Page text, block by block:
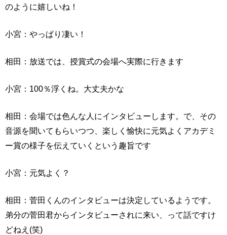
のように嬉しいね！
小宮：やっぱり凄い！
相田：放送では、授賞式の会場へ実際に行きます
小宮：100％浮くね。大丈夫かな
相田：会場では色んな人にインタビューします。で、その
音源を聞いてもらいつつ、楽しく愉快に元気よくアカデミ
ー賞の様子を伝えていくという趣旨です
小宮：元気よく？
相田：菅田くんのインタビューは決定しているようです。
弟分の菅田君からインタビューされに来い、って話ですけ
どねえ(笑)